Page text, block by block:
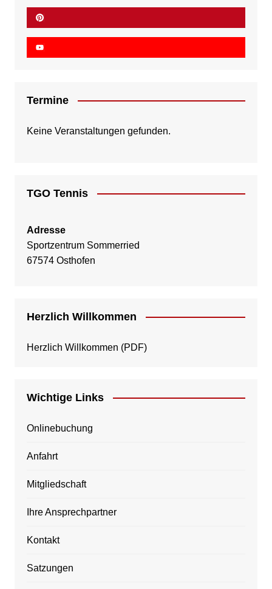
Termine
Keine Veranstaltungen gefunden.
TGO Tennis
Adresse
Sportzentrum Sommerried
67574 Osthofen
Herzlich Willkommen
Herzlich Willkommen (PDF)
Wichtige Links
Onlinebuchung
Anfahrt
Mitgliedschaft
Ihre Ansprechpartner
Kontakt
Satzungen